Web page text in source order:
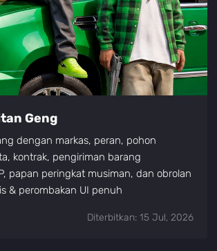
Geng
dengan markas, peran, pohon
kontrak, pengiriman barang
papan peringkat musiman, dan obrolan
& perombakan UI penuh
Diterbitkan: 15 Jul, 2026